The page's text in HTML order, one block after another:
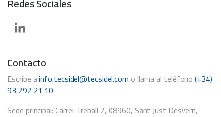
Contacto
Escribe ainfo.tecsidel@tecsidel.com o llama al teléfono(+34)
93 292 21 10
Sede principal: Carrer Treball 2, 08960, Sant Just Desvern,